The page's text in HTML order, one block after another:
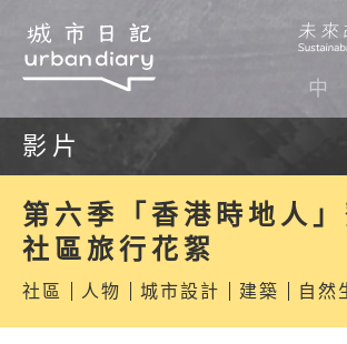
中
影片
第六季「香港時地人
社區旅行花絮
社區 人物 城市設計 建築 自然